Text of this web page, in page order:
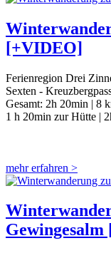
[+VIDEO]
Ferienregion Drei
Sexten -
Gesamt: 2h 20min | 8
1 h 20min zur Hütte |
mehr erfahren >